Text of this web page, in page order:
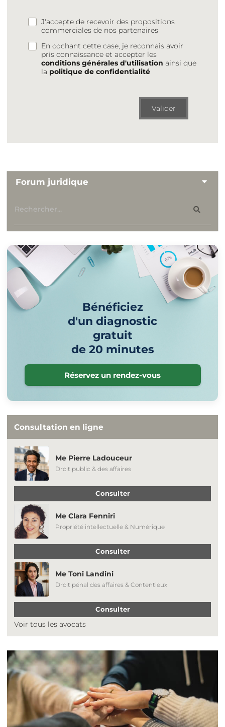
J'accepte de recevoir des propositions
commerciales de nos partenaires
En cochant cette case, je reconnais avoir
pris connaissance et accepter les
conditions générales d'utilisation ainsi que
la politique de confidentialité
Valider
Forum juridique
Bénéficiez
d'un diagnostic
gratuit
de 20 minutes
Réservez un rendez-vous
Consultation en ligne
Me Pierre Ladouceur
Droit public & des affaires
Consulter
Me Clara Fenniri
Propriété intellectuelle & Numérique
Consulter
Me Toni Landini
Droit pénal des affaires & Contentieux
Consulter
Voir tous les avocats